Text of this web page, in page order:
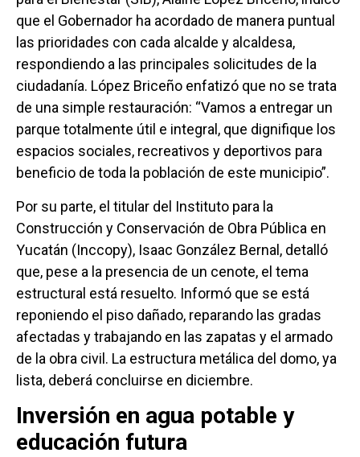
que el Gobernador ha acordado de manera puntual
las prioridades con cada alcalde y alcaldesa,
respondiendo a las principales solicitudes de la
ciudadanía. López Briceño enfatizó que no se trata
de una simple restauración: “Vamos a entregar un
parque totalmente útil e integral, que dignifique los
espacios sociales, recreativos y deportivos para
beneficio de toda la población de este municipio”.
Por su parte, el titular del Instituto para la
Construcción y Conservación de Obra Pública en
Yucatán (Inccopy), Isaac González Bernal, detalló
que, pese a la presencia de un cenote, el tema
estructural está resuelto. Informó que se está
reponiendo el piso dañado, reparando las gradas
afectadas y trabajando en las zapatas y el armado
de la obra civil. La estructura metálica del domo, ya
lista, deberá concluirse en diciembre.
Inversión en agua potable y
educación futura